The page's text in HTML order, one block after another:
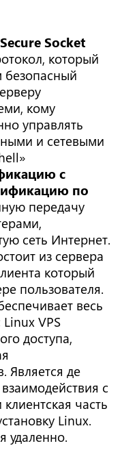
Socket
который
безопасный
кому
управлять
и сетевыми
с
по
передачу
сеть Интернет.
из сервера
который
пользователя.
весь
VPS
доступа,
Является де
с
часть
Linux.
удаленно.